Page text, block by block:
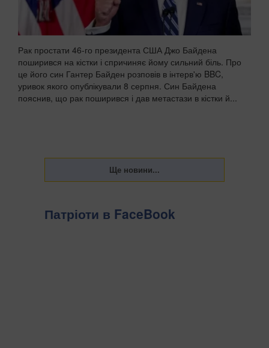
Рак простати 46-го президента США Джо Байдена
поширився на кістки і спричиняє йому сильний біль. Про
це його син Гантер Байден розповів в інтерв'ю BBC,
уривок якого опублікували 8 серпня. Син Байдена
пояснив, що рак поширився і дав метастази в кістки й...
Патріоти в FaceBook